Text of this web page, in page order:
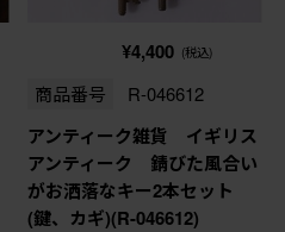
¥4,400 (税込)
商品番号 R-046612
アンティーク雑貨 イギリス
アンティーク 錆びた風合い
がお洒落なキー2本セット
(鍵、カギ)(R-046612)